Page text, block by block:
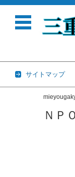
サイトマップ
ＮＰ